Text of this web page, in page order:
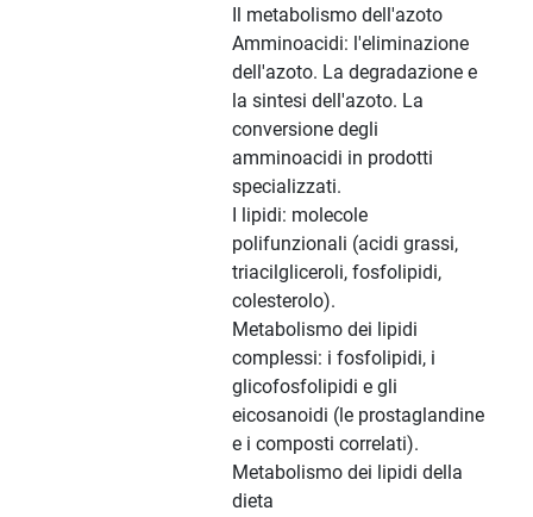
Il metabolismo dell'azoto
Amminoacidi: l'eliminazione
dell'azoto. La degradazione e
la sintesi dell'azoto. La
conversione degli
amminoacidi in prodotti
specializzati.
I lipidi: molecole
polifunzionali (acidi grassi,
triacilgliceroli, fosfolipidi,
colesterolo).
Metabolismo dei lipidi
complessi: i fosfolipidi, i
glicofosfolipidi e gli
eicosanoidi (le prostaglandine
e i composti correlati).
Metabolismo dei lipidi della
dieta